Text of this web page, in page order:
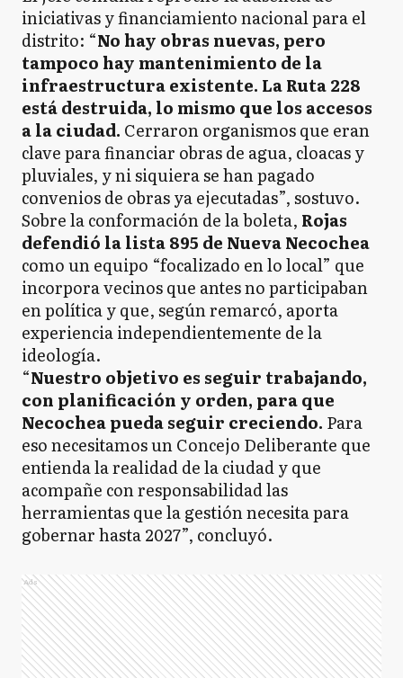
iniciativas y financiamiento nacional para el
distrito: “No hay obras nuevas, pero
tampoco hay mantenimiento de la
infraestructura existente. La Ruta 228
está destruida, lo mismo que los accesos
a la ciudad. Cerraron organismos que eran
clave para financiar obras de agua, cloacas y
pluviales, y ni siquiera se han pagado
convenios de obras ya ejecutadas”, sostuvo.
Sobre la conformación de la boleta, Rojas
defendió la lista 895 de Nueva Necochea
como un equipo “focalizado en lo local” que
incorpora vecinos que antes no participaban
en política y que, según remarcó, aporta
experiencia independientemente de la
ideología.
“Nuestro objetivo es seguir trabajando,
con planificación y orden, para que
Necochea pueda seguir creciendo. Para
eso necesitamos un Concejo Deliberante que
entienda la realidad de la ciudad y que
acompañe con responsabilidad las
herramientas que la gestión necesita para
gobernar hasta 2027”, concluyó.
Ads